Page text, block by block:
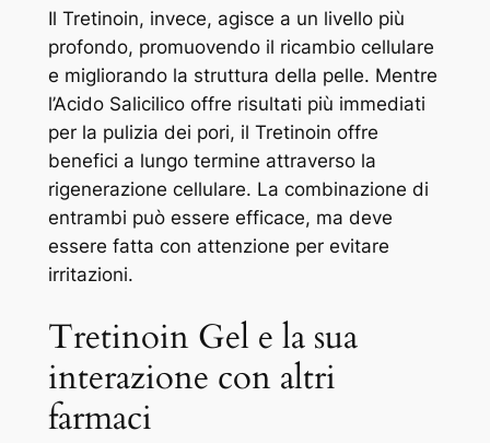
Il Tretinoin, invece, agisce a un livello più
profondo, promuovendo il ricambio cellulare
e migliorando la struttura della pelle. Mentre
l’Acido Salicilico offre risultati più immediati
per la pulizia dei pori, il Tretinoin offre
benefici a lungo termine attraverso la
rigenerazione cellulare. La combinazione di
entrambi può essere efficace, ma deve
essere fatta con attenzione per evitare
irritazioni.
Tretinoin Gel e la sua
interazione con altri
farmaci